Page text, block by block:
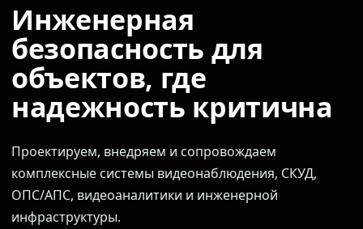
Инженерная
безопасность для
объектов, где
надежность критична
Проектируем, внедряем и сопровождаем
комплексные системы видеонаблюдения, СКУД,
ОПС/АПС, видеоаналитики и инженерной
инфраструктуры.